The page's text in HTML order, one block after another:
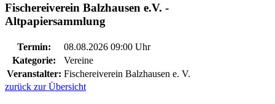
Fischereiverein Balzhausen e.V. -
Altpapiersammlung
Termin:
08.08.2026 09:00 Uhr
Kategorie:
Vereine
Veranstalter: Fischereiverein Balzhausen e. V.
zurück zur Übersicht